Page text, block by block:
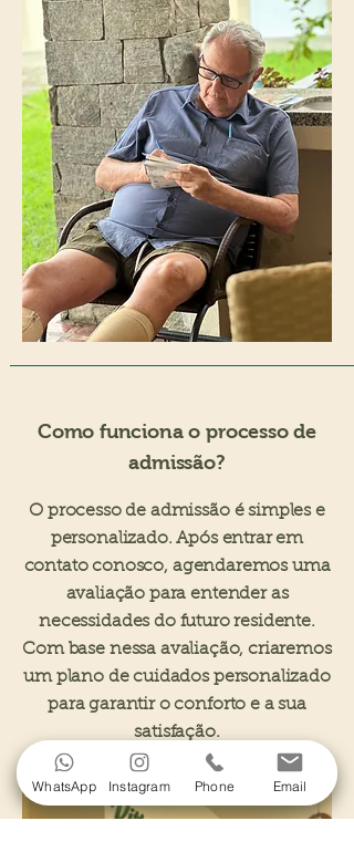
Como funciona o processo de
admissão?
O processo de admissão é simples e
personalizado. Após entrar em
contato conosco, agendaremos uma
avaliação para entender as
necessidades do futuro residente.
Com base nessa avaliação, criaremos
um plano de cuidados personalizado
para garantir o conforto e a sua
satisfação.
WhatsApp Instagram Phone Email